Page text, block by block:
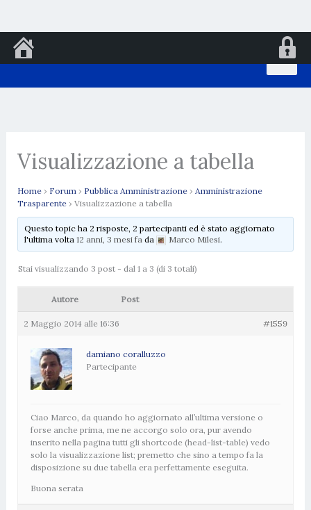
al
Visualizzazione a tabella
Home › Forum › Pubblica Amministrazione › Amministrazione
Trasparente › Visualizzazione a tabella
Questo topic ha 2 risposte, 2 partecipanti ed è stato aggiornato
l'ultima volta 12 anni, 3 mesi fada Marco Milesi.
Stai visualizzando 3 post - dal 1 a 3 (di 3 totali)
Autore Post
2 Maggio 2014 alle 16:36 #1559
damiano coralluzzo
Partecipante
Ciao Marco, da quando ho aggiornato all’ultima versione o
forse anche prima, me ne accorgo solo ora, pur avendo
inserito nella pagina tutti gli shortcode (head-list-table) vedo
solo la visualizzazione list; premetto che sino a tempo fa la
disposizione su due tabella era perfettamente eseguita.
Buona serata